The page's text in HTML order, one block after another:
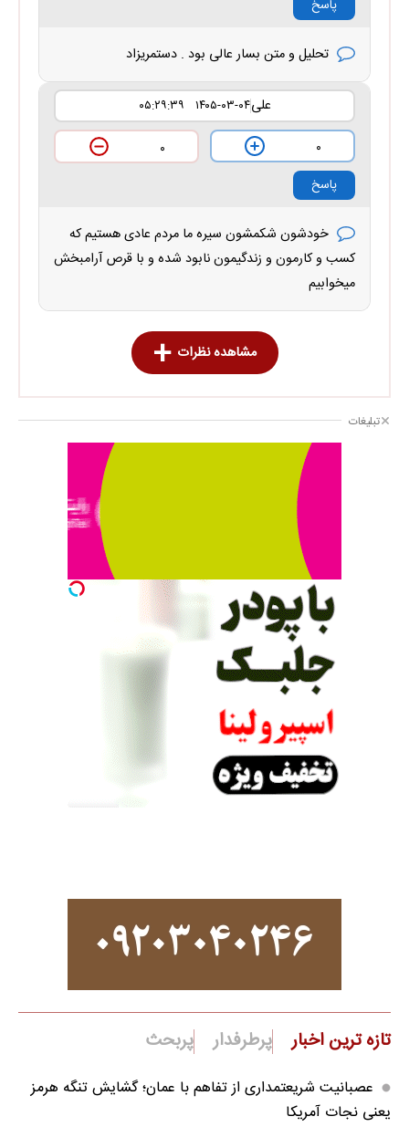
پاسخ
تحلیل و متن بسار عالی بود . دستمریزاد
علی۱۴۰۵-۰۳-۰۴ ۰۵:۲۹:۳۹
۰
۰
پاسخ
خودشون شکمشون سیره ما مردم عادی هستیم که
کسب و کارمون و زندگیمون نابود شده و با قرص آرامبخش
میخوابیم
مشاهده نظرات
تبلیغات
تازه ترین اخبار پرطرفدار پربحث
عصبانیت شریعتمداری از تفاهم با عمان؛ گشایش تنگه هرمز
یعنی نجات آمریکا